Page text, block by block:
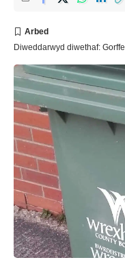
Diweddarwyd diwethaf: